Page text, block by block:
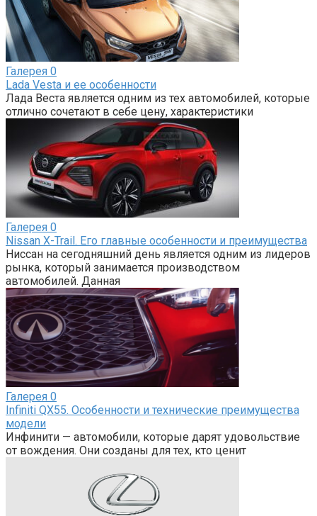
Галерея 0
Lada Vesta и ее особенности
Лада Веста является одним из тех автомобилей, которые
отлично сочетают в себе цену, характеристики
Галерея 0
Nissan X-Trail. Его главные особенности и преимущества
Ниссан на сегодняшний день является одним из лидеров
рынка, который занимается производством
автомобилей. Данная
Галерея 0
Infiniti QX55. Особенности и технические преимущества
модели
Инфинити — автомобили, которые дарят удовольствие
от вождения. Они созданы для тех, кто ценит